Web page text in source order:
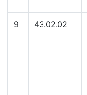
9 43.02.02